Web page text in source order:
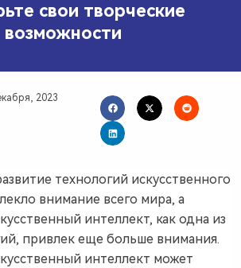
свои творческие
возможности
2023
технологий искусственного
внимание всего мира, а
интеллект, как одна из
привлек еще больше внимания.
интеллект может